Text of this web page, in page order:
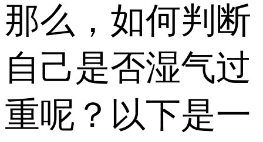
那么，如何判断
自己是否湿气过
重呢？以下是一